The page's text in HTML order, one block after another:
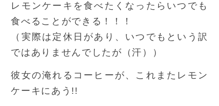
レモンケーキを食べたくなったらいつでも
食べることができる！！！
（実際は定休日があり、いつでもという訳
ではありませんでしたが（汗））
彼女の淹れるコーヒーが、これまたレモン
ケーキにあう!!